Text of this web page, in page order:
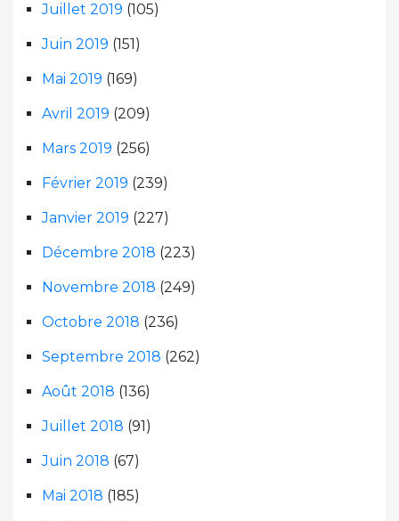
Juillet 2019 (105)
Juin 2019 (151)
Mai 2019 (169)
Avril 2019 (209)
Mars 2019 (256)
Février 2019 (239)
Janvier 2019 (227)
Décembre 2018 (223)
Novembre 2018 (249)
Octobre 2018 (236)
Septembre 2018 (262)
Août 2018 (136)
Juillet 2018 (91)
Juin 2018 (67)
Mai 2018 (185)